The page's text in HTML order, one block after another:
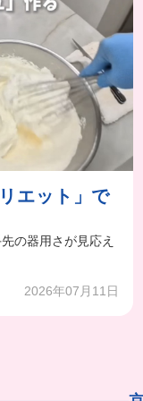
エット」で
の器用さが見応え
2026年07月11日